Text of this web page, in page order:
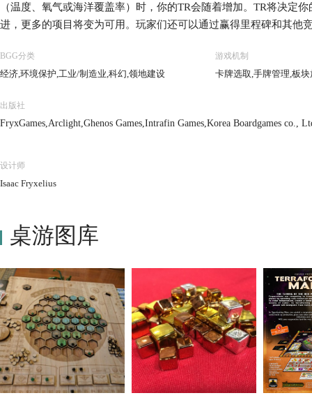
（温度、氧气或海洋覆盖率）时，你的TR会随着增加。TR将决定
进，更多的项目将变为可用。玩家们还可以通过赢得里程碑和其他
阶段，在指令阶段，传递起始玩家标志并推进时代标志，在研发阶
行动阶段，玩家们轮流将执行1-2个行动，直至所有玩家跳过。最
（覆盖率9）、温度超过冰点（+8 ˚C）时，游戏将会结束。 游戏
于你的TR、你在版图上的板块、获得的奖励、达到的里程碑和你打
BGG分类
经济,环境保护,工业/制造业,科幻,领地建设
游戏机制
卡牌选取,手牌管理,板
出版社
FryxGames,Arclight,Ghenos Games,Intrafin Games,Korea Boardgames co.,
设计师
Isaac Fryxelius
桌游图库